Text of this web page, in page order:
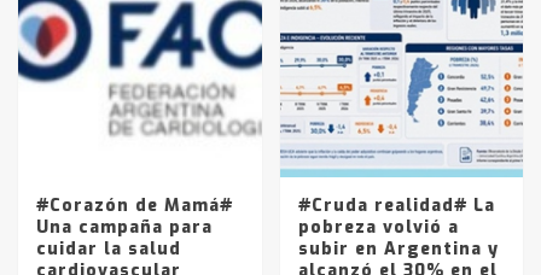
4
joven de Trenque Lauquen
Los precios de los combustibles en
La Pampa, desde YPF hasta Axion
entre 857 a 1338 pesos
#Corazón de Mamá#
Una campaña para
cuidar la salud
#Cruda realidad# La
pobreza volvió a
subir en Argentina y